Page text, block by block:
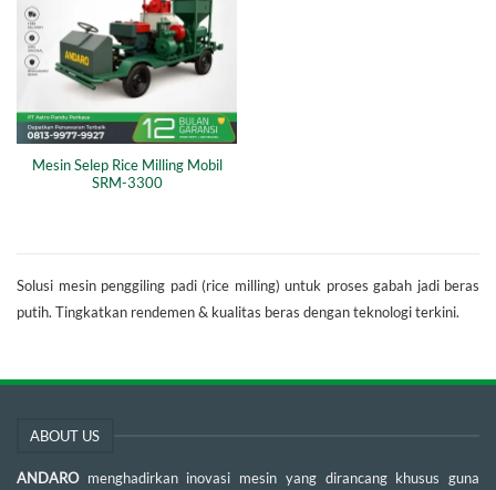
Mesin Selep Rice Milling Mobil
SRM-3300
Solusi mesin penggiling padi (rice milling) untuk proses gabah jadi beras
putih. Tingkatkan rendemen & kualitas beras dengan teknologi terkini.
ABOUT US
ANDARO menghadirkan inovasi mesin yang dirancang khusus guna